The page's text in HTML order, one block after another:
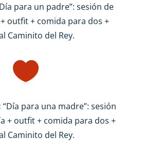
para un padre”: sesión de
outfit + comida para dos +
Caminito del Rey.

“Día para una madre”: sesión
+ outfit + comida para dos +
Caminito del Rey.